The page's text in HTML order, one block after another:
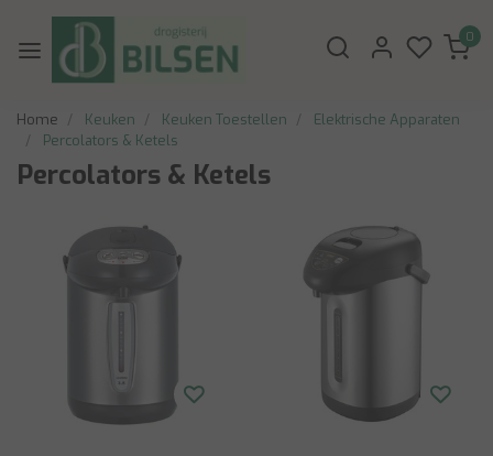
0
Home Keuken Keuken Toestellen
Elektrische Apparaten
Percolators & Ketels
Percolators & Ketels